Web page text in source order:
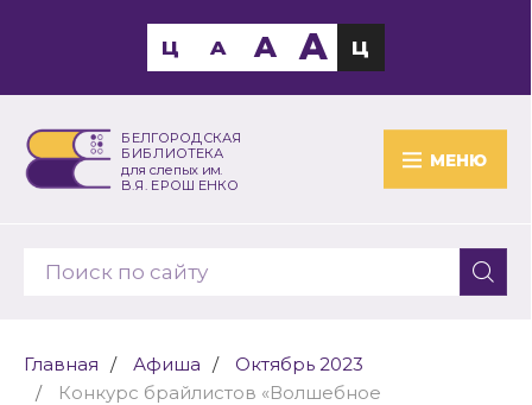
БЕЛГОРОДСКАЯ
БИБЛИОТЕКА
для слепых им.
В.Я. ЕРОШЕНКО
МЕНЮ
Ц A A A Ц
Главная Афиша
Октябрь 2023
Конкурс брайлистов «Волшебное